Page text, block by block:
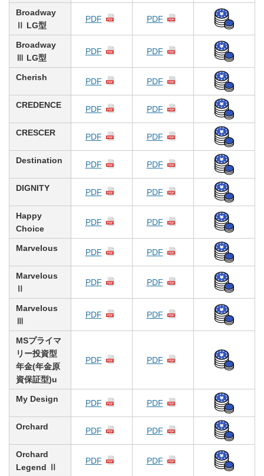
Broadway
Ⅱ LG型
PDF PDF
Broadway
Ⅲ LG型
PDF PDF
Cherish PDF PDF
CREDENCE PDF PDF
CRESCER PDF PDF
Destination PDF PDF
DIGNITY PDF PDF
Happy
Choice
PDF PDF
Marvelous PDF PDF
Marvelous
Ⅱ
PDF PDF
Marvelous
Ⅲ
PDF PDF
MSプライマ
リー投資型
年金(年金原
資保証型)u
PDF PDF
My Design PDF PDF
Orchard PDF PDF
Orchard
Legend Ⅱ
PDF PDF